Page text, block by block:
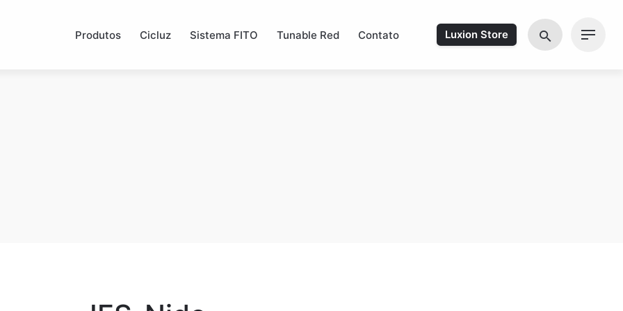
Produtos Cicluz Sistema FITO Tunable Red Contato Luxion Store